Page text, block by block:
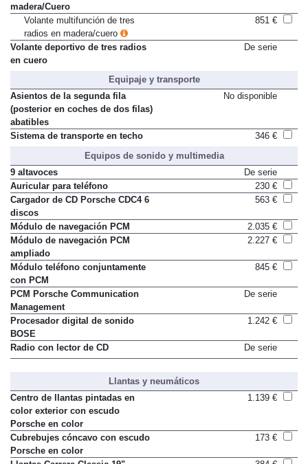
madera/Cuero
Volante multifunción de tres
radios en madera/cuero
851 €
Volante deportivo de tres radios
en cuero
De serie
Equipaje y transporte
Asientos de la segunda fila
(posterior en coches de dos filas)
abatibles
No disponible
Sistema de transporte en techo
346 €
Equipos de sonido y multimedia
9 altavoces
De serie
Auricular para teléfono
230 €
Cargador de CD Porsche CDC4 6
discos
563 €
Módulo de navegación PCM
2.035 €
Módulo de navegación PCM
ampliado
2.227 €
Módulo teléfono conjuntamente
con PCM
845 €
PCM Porsche Communication
Management
De serie
Procesador digital de sonido
BOSE
1.242 €
Radio con lector de CD De serie
Llantas y neumáticos
Centro de llantas pintadas en
color exterior con escudo
Porsche en color
1.139 €
Cubrebujes cóncavo con escudo
Porsche en color
173 €